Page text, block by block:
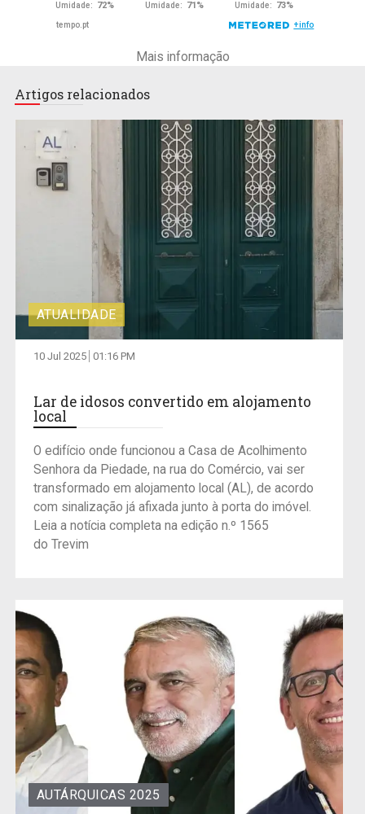
Mais informação
Artigos relacionados
ATUALIDADE
10 Jul 2025 01:16 PM
Lar de idosos convertido em alojamento
local
O edifício onde funcionou a Casa de Acolhimento
Senhora da Piedade, na rua do Comércio, vai ser
transformado em alojamento local (AL), de acordo
com sinalização já afixada junto à porta do imóvel.
Leia a notícia completa na edição n.º 1565
do Trevim
AUTÁRQUICAS 2025